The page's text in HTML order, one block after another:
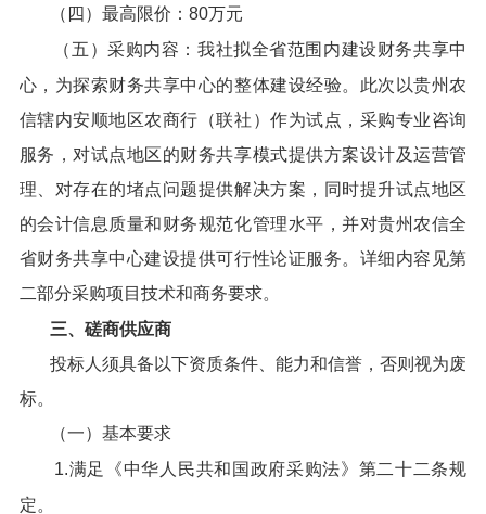
（四）最高限价：80万元
（五）采购内容：我社拟全省范围内建设财务共享中
心，为探索财务共享中心的整体建设经验。此次以贵州农
信辖内安顺地区农商行（联社）作为试点，采购专业咨询
服务，对试点地区的财务共享模式提供方案设计及运营管
理、对存在的堵点问题提供解决方案，同时提升试点地区
的会计信息质量和财务规范化管理水平，并对贵州农信全
省财务共享中心建设提供可行性论证服务。详细内容见第
二部分采购项目技术和商务要求。
三、磋商供应商
投标人须具备以下资质条件、能力和信誉，否则视为废
标。
（一）基本要求
1.满足《中华人民共和国政府采购法》第二十二条规
定。